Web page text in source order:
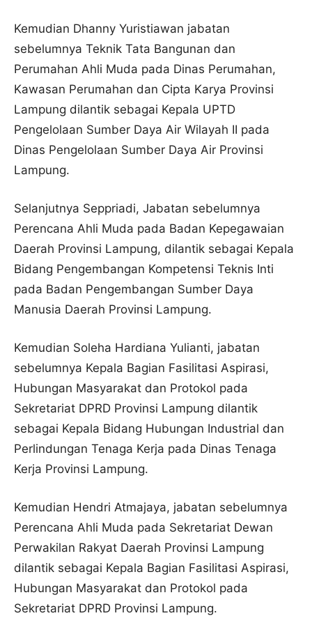
Kemudian Dhanny Yuristiawan jabatan
sebelumnya Teknik Tata Bangunan dan
Perumahan Ahli Muda pada Dinas Perumahan,
Kawasan Perumahan dan Cipta Karya Provinsi
Lampung dilantik sebagai Kepala UPTD
Pengelolaan Sumber Daya Air Wilayah II pada
Dinas Pengelolaan Sumber Daya Air Provinsi
Lampung.
Selanjutnya Seppriadi, Jabatan sebelumnya
Perencana Ahli Muda pada Badan Kepegawaian
Daerah Provinsi Lampung, dilantik sebagai Kepala
Bidang Pengembangan Kompetensi Teknis Inti
pada Badan Pengembangan Sumber Daya
Manusia Daerah Provinsi Lampung.
Kemudian Soleha Hardiana Yulianti, jabatan
sebelumnya Kepala Bagian Fasilitasi Aspirasi,
Hubungan Masyarakat dan Protokol pada
Sekretariat DPRD Provinsi Lampung dilantik
sebagai Kepala Bidang Hubungan Industrial dan
Perlindungan Tenaga Kerja pada Dinas Tenaga
Kerja Provinsi Lampung.
Kemudian Hendri Atmajaya, jabatan sebelumnya
Perencana Ahli Muda pada Sekretariat Dewan
Perwakilan Rakyat Daerah Provinsi Lampung
dilantik sebagai Kepala Bagian Fasilitasi Aspirasi,
Hubungan Masyarakat dan Protokol pada
Sekretariat DPRD Provinsi Lampung.